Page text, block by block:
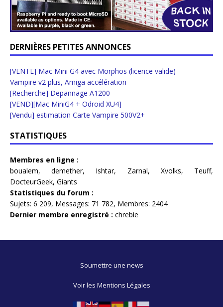
DERNIÈRES PETITES ANNONCES
[VENTE] Mac Mini G4 avec Morphos (licence valide)
Vampire v2 plus, Amiga accélération
[Recherche] Depannage A1200
[VEND][Mac MiniG4 + Odroid XU4]
[Vendu] estimation Carte Vampire 500V2+
STATISTIQUES
Membres en ligne :
boualem,demether, Ishtar, Zarnal, Xvolks, Teuff,
DocteurGeek, Giants
Statistiques du forum :
Sujets: 6 209, Messages: 71 782, Membres: 2404
Dernier membre enregistré : chrebie
Soumettre une news
Voir les Mentions Légales